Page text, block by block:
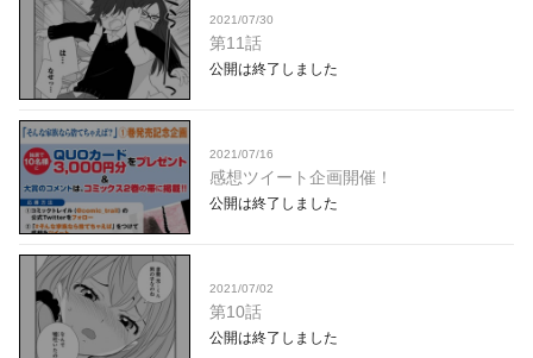
2021/07/30
第11話
公開は終了しました
2021/07/16
感想ツイート企画開催！
公開は終了しました
2021/07/02
第10話
公開は終了しました